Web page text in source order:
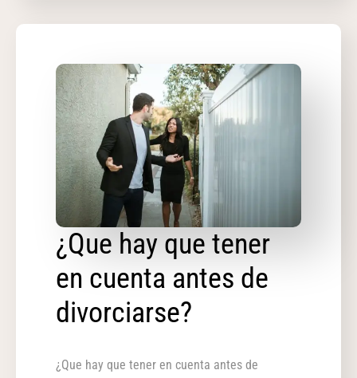
¿Que hay que tener
en cuenta antes de
divorciarse?
¿Que hay que tener en cuenta antes de